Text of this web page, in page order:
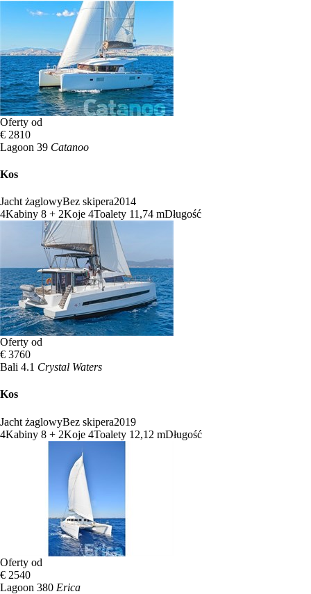
Oferty od
€ 2810
Lagoon 39 Catanoo
Kos
Jacht żaglowyBez skipera2014
4Kabiny 8 + 2Koje 4Toalety 11,74 mDługość
Oferty od
€ 3760
Bali 4.1 Crystal Waters
Kos
Jacht żaglowyBez skipera2019
4Kabiny 8 + 2Koje 4Toalety 12,12 mDługość
Oferty od
€ 2540
Lagoon 380 Erica